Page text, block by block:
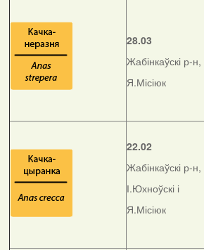
28.03
Жабінкаўскі р-н,
Я.Місіюк
22.02
Жабінкаўскі р-н,
І.Юхноўскі і
Я.Місіюк